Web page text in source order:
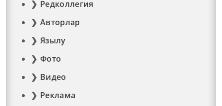
Редколлегия
Авторлар
Язылу
Фото
Видео
Реклама